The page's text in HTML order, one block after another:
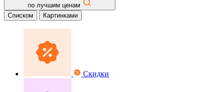
по лучшим ценам
Списком
Картинками
Скидки